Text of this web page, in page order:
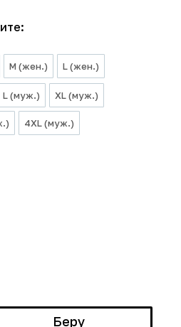
M (жен.) L (жен.)
L (муж.) XL (муж.)
4XL (муж.)